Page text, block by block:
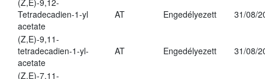
(Z,E)-9,12-
Tetradecadien-1-yl
acetate
AT Engedélyezett 31/08/
(Z,E)-9,11-
tetradecadien-1-yl-
acetate
AT Engedélyezett 31/08/
(Z,E)-7,11-